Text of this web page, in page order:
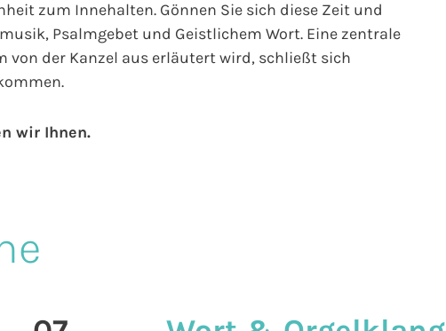
zum Innehalten. Gönnen Sie sich diese Zeit und
Psalmgebet und Geistlichem Wort. Eine zentrale
von der Kanzel aus erläutert wird, schließt sich
wir Ihnen.